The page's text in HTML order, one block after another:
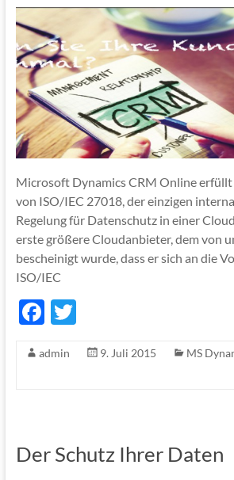
Microsoft Dynamics CRM Online
von ISO/IEC 27018, der einzigen
Regelung für Datenschutz in einer
erste größere Cloudanbieter, dem von
bescheinigt wurde, dass er sich an die
ISO/IEC
F
e
k
T
itt
admin 9. Juli 2015
MS
Der Schutz Ihrer Daten